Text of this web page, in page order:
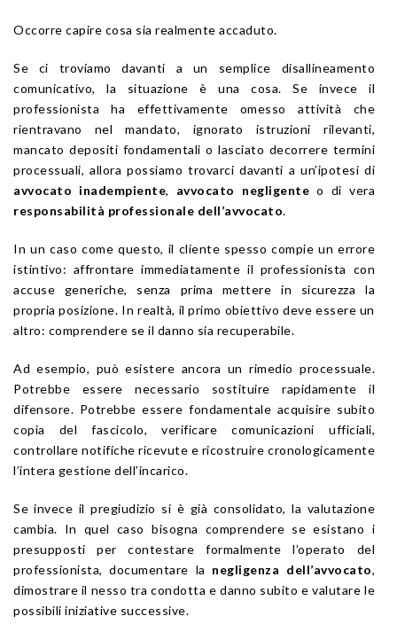
Occorre capire cosa sia realmente accaduto.
Se ci troviamo davanti a un semplice disallineamento
comunicativo, la situazione è una cosa. Se invece il
professionista ha effettivamente omesso attività che
rientravano nel mandato, ignorato istruzioni rilevanti,
mancato depositi fondamentali o lasciato decorrere termini
processuali, allora possiamo trovarci davanti a un’ipotesi di
avvocato inadempiente, avvocato negligente o di vera
responsabilità professionale dell’avvocato.
In un caso come questo, il cliente spesso compie un errore
istintivo: affrontare immediatamente il professionista con
accuse generiche, senza prima mettere in sicurezza la
propria posizione. In realtà, il primo obiettivo deve essere un
altro: comprendere se il danno sia recuperabile.
Ad esempio, può esistere ancora un rimedio processuale.
Potrebbe essere necessario sostituire rapidamente il
difensore. Potrebbe essere fondamentale acquisire subito
copia del fascicolo, verificare comunicazioni ufficiali,
controllare notifiche ricevute e ricostruire cronologicamente
l’intera gestione dell’incarico.
Se invece il pregiudizio si è già consolidato, la valutazione
cambia. In quel caso bisogna comprendere se esistano i
presupposti per contestare formalmente l’operato del
professionista, documentare la negligenza dell’avvocato,
dimostrare il nesso tra condotta e danno subito e valutare le
possibili iniziative successive.